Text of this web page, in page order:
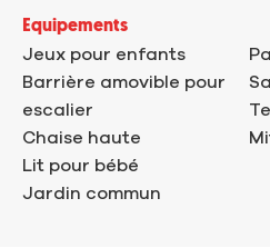
Equipements
Jeux pour enfants
Barrière amovible pour
escalier
Chaise haute
Lit pour bébé
Jardin commun